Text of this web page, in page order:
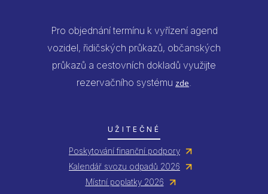
Pro objednání termínu k vyřízení agend
vozidel, řidičských průkazů, občanských
průkazů a cestovních dokladů využijte
rezervačního systému zde.
UŽITEČNÉ
Poskytování finanční podpory
Kalendář svozu odpadů 2026
Místní poplatky 2026